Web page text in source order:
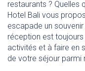
restaurants ? Quelles
Hotel Bali vous
escapade un souvenir
réception est
activités et à faire en
de votre séjour parmi